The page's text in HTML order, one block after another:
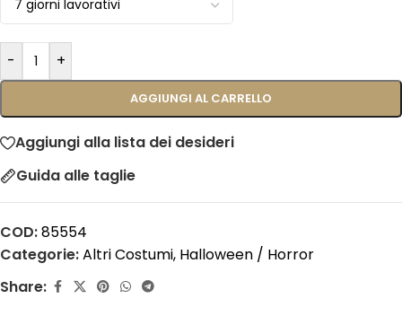
- +
AGGIUNGI AL CARRELLO
Aggiungi alla lista dei desideri
Guida alle taglie
COD:85554
Categorie:Altri Costumi, Halloween / Horror
Share: